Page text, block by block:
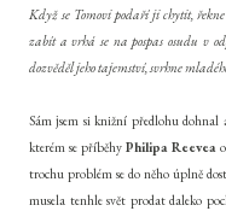
Když se Tomovi podaří ji chytit,
zabít a vrhá se na pospas osudu v
dozvěděl jeho tajemství, svrhne
Sám jsem si knižní předlohu dohnal
kterém se příběhy Philipa Reevea
trochu problém se do něho úplně
musela tenhle svět prodat daleko